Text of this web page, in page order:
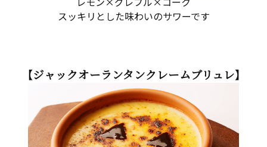
スッキリとした味わいのサワーです
【ジャックオーランタンクレームブリュレ】